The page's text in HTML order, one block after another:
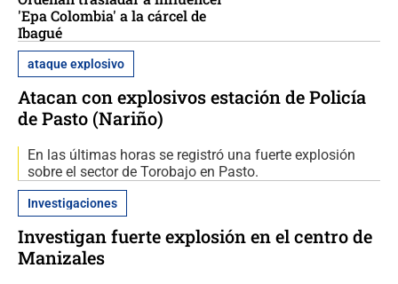
'Epa Colombia' a la cárcel de
Ibagué
ataque explosivo
Atacan con explosivos estación de Policía
de Pasto (Nariño)
En las últimas horas se registró una fuerte explosión
sobre el sector de Torobajo en Pasto.
Investigaciones
Investigan fuerte explosión en el centro de
Manizales